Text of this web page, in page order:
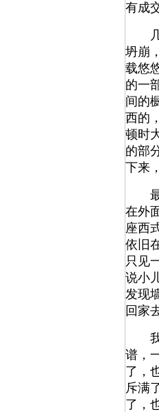
有成
几
坍崩
载悠
的一
间的
西的
顿时
的部
下来
最
在外
座西
依旧
只见
说小
发现
回家
我
谱，
了，
斥满
了，